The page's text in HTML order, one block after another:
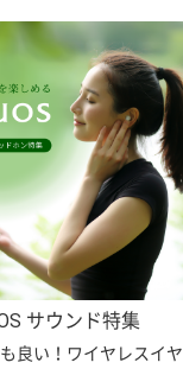
サウンド特集
良い！ワイヤレスイヤ